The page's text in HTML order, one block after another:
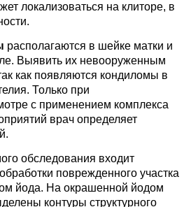
локализоваться на клиторе, в
располагаются в шейке матки и
Выявить их невооруженным
как появляются кондиломы в
Только при
с применением комплекса
врач определяет
обследования входит
поврежденного участка
йода. На окрашенной йодом
контуры структурного